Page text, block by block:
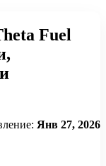
Fuel
Янв 27, 2026